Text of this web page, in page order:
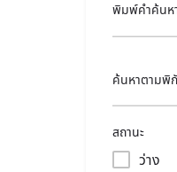
พิมพ์คำค้นห
ค้นหาตามพิ
สถานะ
ว่าง